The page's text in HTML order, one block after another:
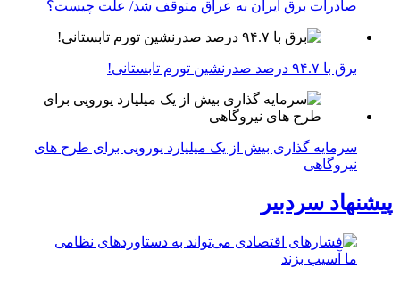
صادرات برق ایران به عراق متوقف شد/ علت چیست؟
برق با ۹۴.۷ درصد صدرنشین تورم تابستانی!
سرمایه گذاری بیش از یک میلیارد یورویی برای طرح های
نیروگاهی
پیشنهاد سردبیر